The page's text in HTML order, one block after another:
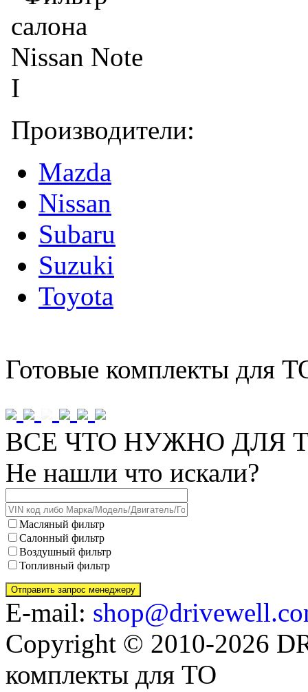
Производители:
Mazda
Nissan
Subaru
Suzuki
Toyota
Готовые комплекты для
ВСЕ ЧТО НУЖНО ДЛЯ
Не нашли что искали?
Масляный фильтр
Салонный фильтр
Воздушный фильтр
Топливный фильтр
E-mail:
Copyright © 2010-2026
комплекты для ТО